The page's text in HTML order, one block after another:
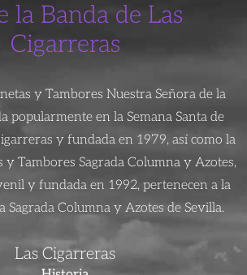
la Banda de Las
Cigarreras
y Tambores Nuestra Señora de la
popularmente en la Semana Santa de
y fundada en 1979, así como la
y Tambores Sagrada Columna y Azotes,
y fundada en 1992, pertenecen a la
Sagrada Columna y Azotes de Sevilla.
Las Cigarreras